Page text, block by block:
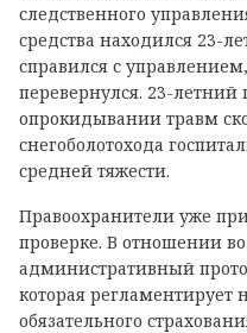
следственного
средства находился 23-
справился с
перевернулся. 23-
опрокидывании травм
снегоболотохода
средней тяжести.
Правоохранители уже
проверке. В отношении
административный
которая
обязательного